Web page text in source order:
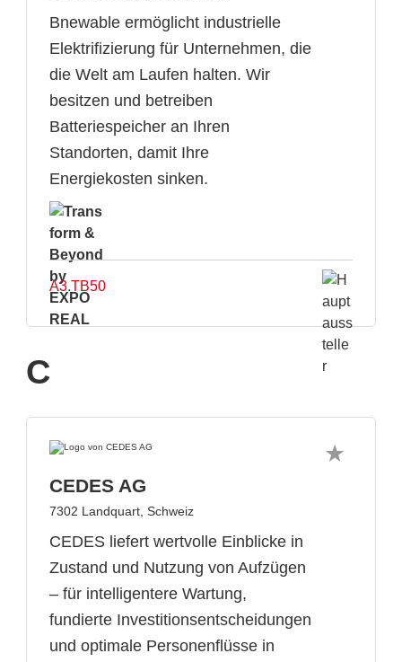
Bnewable ermöglicht industrielle
Elektrifizierung für Unternehmen, die
die Welt am Laufen halten. Wir
besitzen und betreiben
Batteriespeicher an Ihren
Standorten, damit Ihre
Energiekosten sinken.
A3.TB50
C
CEDES AG
7302 Landquart, Schweiz
CEDES liefert wertvolle Einblicke in
Zustand und Nutzung von Aufzügen
– für intelligentere Wartung,
fundierte Investitionsentscheidungen
und optimale Personenflüsse in